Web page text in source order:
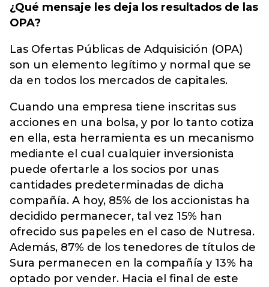
¿Qué mensaje les deja los resultados de las
OPA?
Las Ofertas Públicas de Adquisición (OPA)
son un elemento legítimo y normal que se
da en todos los mercados de capitales.
Cuando una empresa tiene inscritas sus
acciones en una bolsa, y por lo tanto cotiza
en ella, esta herramienta es un mecanismo
mediante el cual cualquier inversionista
puede ofertarle a los socios por unas
cantidades predeterminadas de dicha
compañía. A hoy, 85% de los accionistas ha
decidido permanecer, tal vez 15% han
ofrecido sus papeles en el caso de Nutresa.
Además, 87% de los tenedores de títulos de
Sura permanecen en la compañía y 13% ha
optado por vender. Hacia el final de este